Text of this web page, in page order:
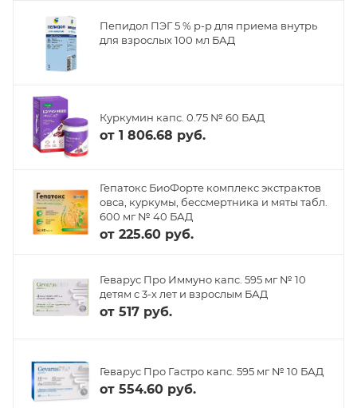
Пепидол ПЭГ 5 % р-р для приема внутрь
для взрослых 100 мл БАД
Куркумин капс. 0.75 № 60 БАД
от 1 806.68 руб.
Гепатокс БиоФорте комплекс экстрактов
овса, куркумы, бессмертника и мяты табл.
600 мг № 40 БАД
от 225.60 руб.
Геварус Про Иммуно капс. 595 мг № 10
детям с 3-х лет и взрослым БАД
от 517 руб.
Геварус Про Гастро капс. 595 мг № 10 БАД
от 554.60 руб.